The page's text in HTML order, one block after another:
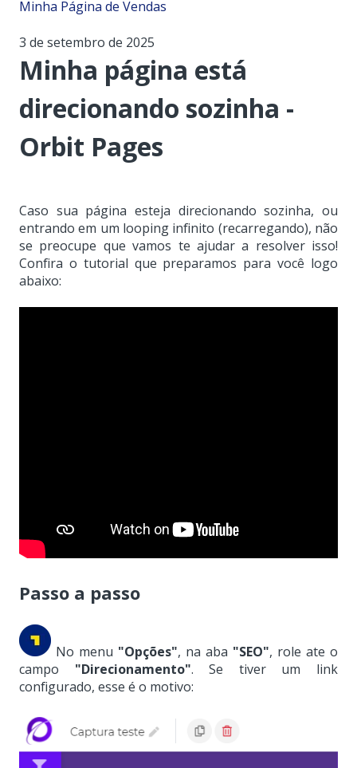
Minha Página de Vendas
3 de setembro de 2025
Minha página está
direcionando sozinha -
Orbit Pages
Caso sua página esteja direcionando sozinha, ou
entrando em um looping infinito (recarregando), não
se preocupe que vamos te ajudar a resolver isso!
Confira o tutorial que preparamos para você logo
abaixo:
Passo a passo
No menu "Opções", na aba "SEO", role ate o
campo "Direcionamento". Se tiver um link
configurado, esse é o motivo: